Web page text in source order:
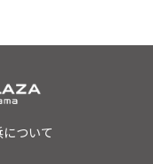
ついて